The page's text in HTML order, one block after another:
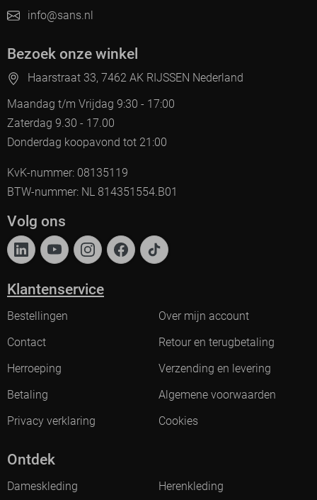
info@sans.nl
Bezoek onze winkel
Haarstraat 33, 7462 AK RIJSSEN Nederland
Maandag t/m Vrijdag 9:30 - 17:00
Zaterdag 9.30 - 17.00
Donderdag koopavond tot 21:00
KvK-nummer: 08135119
BTW-nummer: NL 814351554.B01
Volg ons
Klantenservice
Bestellingen
Over mijn account
Contact
Retour en terugbetaling
Herroeping
Verzending en levering
Betaling
Algemene voorwaarden
Privacy verklaring
Cookies
Ontdek
Dameskleding
Herenkleding